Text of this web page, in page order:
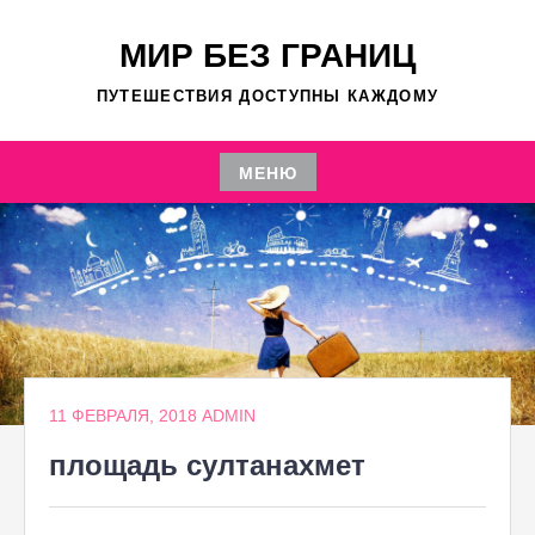
МИР БЕЗ ГРАНИЦ
ПУТЕШЕСТВИЯ ДОСТУПНЫ КАЖДОМУ
МЕНЮ
Перейти
к
содержимому
11 ФЕВРАЛЯ, 2018 ADMIN
площадь султанахмет